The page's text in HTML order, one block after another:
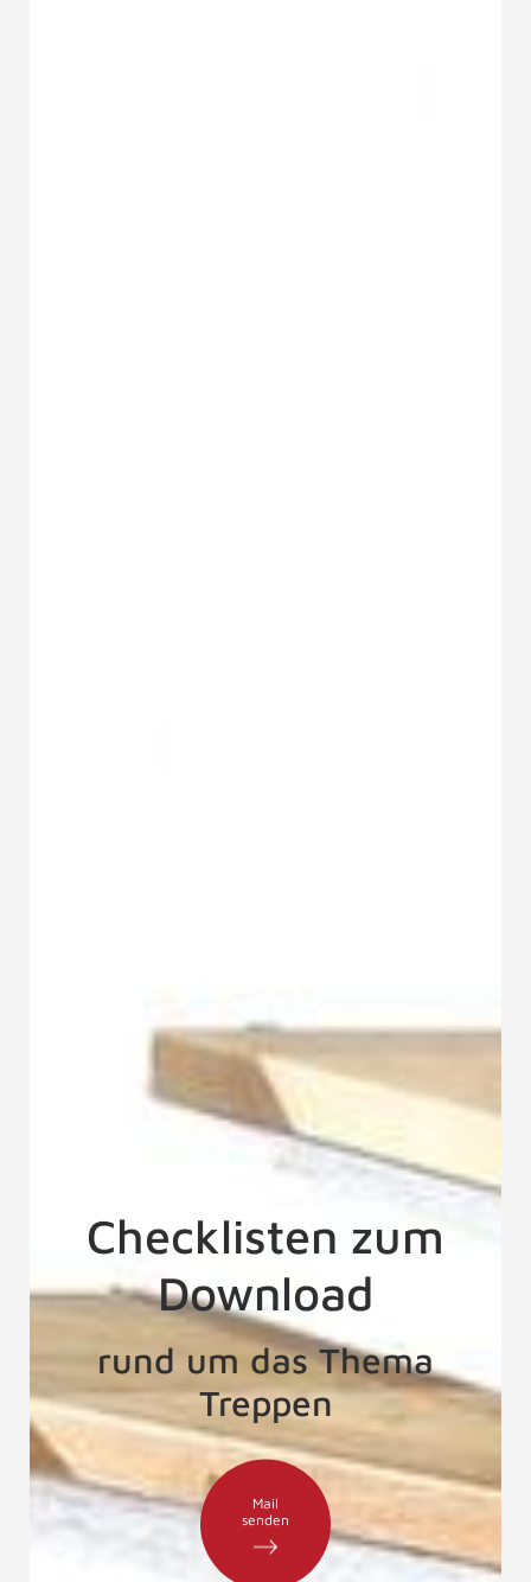
Checklisten zum
Download
rund um das Thema
Treppen
Mail
senden